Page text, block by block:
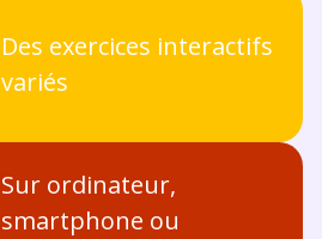
Des exercices interactifs
variés
Sur ordinateur,
smartphone ou